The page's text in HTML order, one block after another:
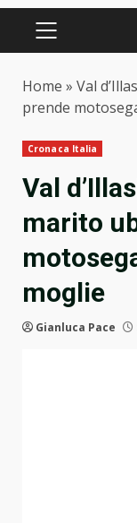
PRIMARY
Home » Val
prende
Cronaca Italia
Val
marito
moglie
Gianluca Pace